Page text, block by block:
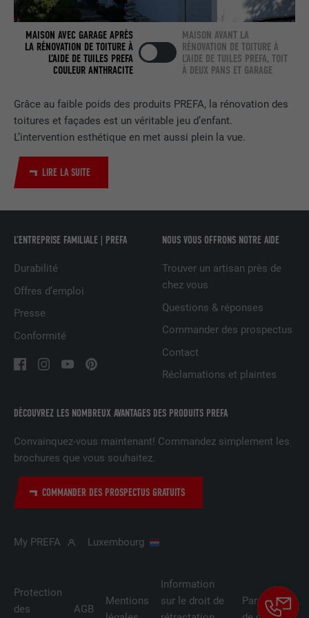
Grâce au faible poids des produits PREFA, la rénovation des
toitures et façades est un véritable jeu d’enfant.
L’intervention esthétique en met aussi plein la vue.
LIRE LA SUITE
MAISON AVEC GARAGE APRÈS
LA RÉNOVATION DE TOITURE À
L’AIDE DE TUILES PREFA
COULEUR ANTHRACITE
MAISON AVANT LA
RÉNOVATION DE TOITURE À
L’AIDE DE TUILES PREFA, TOIT
À DEUX PANS ET GARAGE
DÉCOUVREZ LES NOMBREUX AVANTAGES DES PRODUITS PREFA
Convainquez-vous maintenant! Commandez simplement les
brochures que vous souhaitez.
COMMANDER DES PROSPECTUS GRATUITS
L’ENTREPRISE FAMILIALE | PREFA
Durabilité
Offres d’emploi
Presse
Conformité
NOUS VOUS OFFRONS NOTRE AIDE
Trouver un artisan près de
chez vous
Questions & réponses
Commander des prospectus
Contact
Réclamations et plaintes
My PREFA Luxembourg
Protection
des
AGB
Mentions
Information
sur le droit de
Paramètres
FOURNISSEUR LinkedIn
EXPIRATION 2 ans
Utilisé par le service de réseau social
services intégrés.
FOURNISSEUR
EXPIRATION 2 ans
Utilisé par le service de réseau social
services intégrés
NOM
Est utilisé pour suivre l'utilisateur sur
la publicité adaptée aux préférences de
l'utilisateur.
UTILITÉ
Utilisé par le service de réseau social
LinkedIn pour suivre l'utilisation de